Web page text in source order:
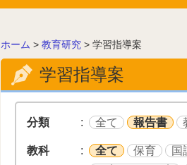
このペ
こ
の
ー
ホーム > 教育研究 > 学習指導案
学習指導案
分類 全て 報告書
教科 全て 保育 国